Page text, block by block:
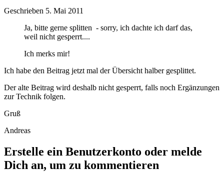
Geschrieben 5. Mai 2011
Ja, bitte gerne splitten - sorry, ich dachte ich darf das,
weil nicht gesperrt....
Ich merks mir!
Ich habe den Beitrag jetzt mal der Übersicht halber gesplittet.
Der alte Beitrag wird deshalb nicht gesperrt, falls noch Ergänzungen
zur Technik folgen.
Gruß
Andreas
Erstelle ein Benutzerkonto oder melde
Dich an, um zu kommentieren